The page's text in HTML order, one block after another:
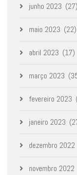
junho 2023 (27)
maio 2023 (22)
abril 2023 (17)
março 2023
fevereiro 2023
janeiro 2023
dezembro 2022
novembro 2022